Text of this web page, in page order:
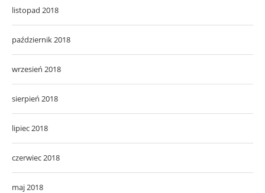
listopad 2018
październik 2018
wrzesień 2018
sierpień 2018
lipiec 2018
czerwiec 2018
maj 2018